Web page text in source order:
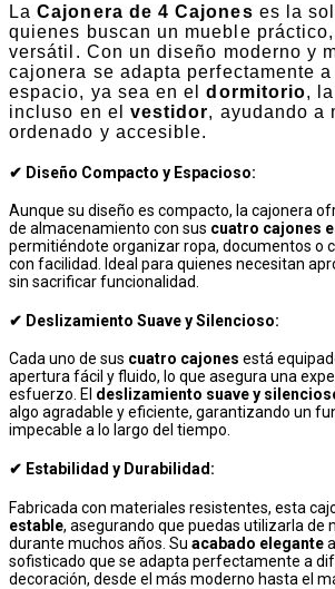
LaCajonera de 4 Cajones es la
quienes buscan un mueble
versátil. Con un diseño moderno y
cajonera se adapta perfectamente
espacio, ya sea en eldormitorio,
incluso en el vestidor, ayudando a
ordenado y accesible.
✔ Diseño Compacto y Espacioso:
Aunque su diseño es compacto, la cajonera
de almacenamiento con sus cuatro cajones
permitiéndote organizar ropa, documentos o
con facilidad. Ideal para quienes necesitan
sin sacrificar funcionalidad.
✔ Deslizamiento Suave y Silencioso:
Cada uno de sus cuatro cajones está
apertura fácil y fluido, lo que asegura una
esfuerzo. El deslizamiento suave y
algo agradable y eficiente, garantizando un
impecable a lo largo del tiempo.
✔ Estabilidad y Durabilidad :
Fabricada con materiales resistentes, esta
estable, asegurando que puedas utilizarla de
durante muchos años. Su acabado elegante
sofisticado que se adapta perfectamente a
decoración, desde el más moderno hasta el